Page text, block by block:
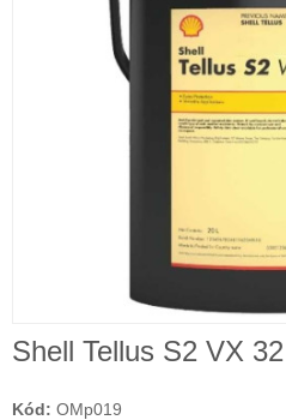
Shell Tellus S2 VX 32
Kód: OMp019